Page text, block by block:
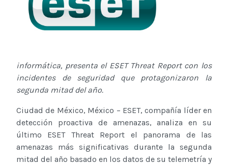
informática, presenta el ESET Threat Report con los
incidentes de seguridad que protagonizaron la
segunda mitad del año.
Ciudad de México, México – ESET, compañía líder en
detección proactiva de amenazas, analiza en su
último ESET Threat Report el panorama de las
amenazas más significativas durante la segunda
mitad del año basado en los datos de su telemetría y